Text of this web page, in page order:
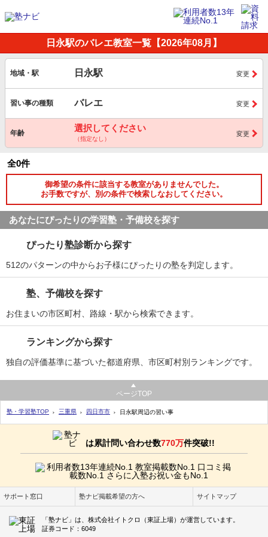
日永駅のバレエ教室一覧【2026年08月】
地域・駅 日永駅 変更
習い事の種類 バレエ 変更
年齢 選択してください
（指定なし）
変更
全0件
御希望の条件に該当する教室がありませんでした。
お手数ですが、別の条件で検索しなおしてください。
あなたにぴったりの学習塾・予備校を探す
ぴったり塾診断から探す
512のパターンの中からお子様にぴったりの塾を判定します。
塾、予備校を探す
お住まいの市区町村、路線・駅から検索できます。
ランキングから探す
独自の評価基準に基づいた都道府県、市区町村別ランキングです。
ページTOP
塾・学習塾TOP 三重県 四日市市 日永駅周辺の習い事
は累計問い合わせ数770万件突破!!
サポート窓口 塾ナビ掲載希望の方へ サイトマップ
「塾ナビ」は、株式会社イトクロ（東証上場）が運営しています。
証券コード：6049